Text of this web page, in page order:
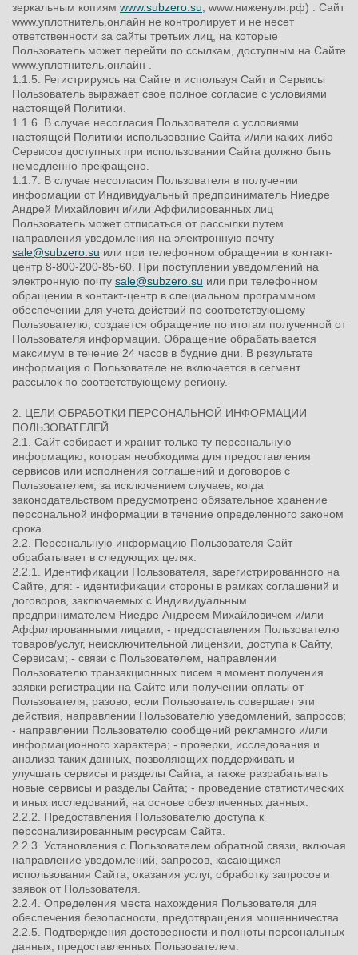
зеркальным копиям www.subzero.su , www.ниженуля.рф) . Сайт
www.уплотнитель.онлайн не контролирует и не несет
ответственности за сайты третьих лиц, на которые
Пользователь может перейти по ссылкам, доступным на Сайте
www.уплотнитель.онлайн .
1.1.5. Регистрируясь на Сайте и используя Сайт и Сервисы
Пользователь выражает свое полное согласие с условиями
настоящей Политики.
1.1.6. В случае несогласия Пользователя с условиями
настоящей Политики использование Сайта и/или каких-либо
Сервисов доступных при использовании Сайта должно быть
немедленно прекращено.
1.1.7. В случае несогласия Пользователя в получении
информации от Индивидуальный предприниматель Ниедре
Андрей Михайлович и/или Аффилированных лиц
Пользователь может отписаться от рассылки путем
направления уведомления на электронную почту
sale@subzero.su или при телефонном обращении в контакт-
центр 8-800-200-85-60 . При поступлении уведомлений на
электронную почту sale@subzero.su или при телефонном
обращении в контакт-центр в специальном программном
обеспечении для учета действий по соответствующему
Пользователю, создается обращение по итогам полученной от
Пользователя информации. Обращение обрабатывается
максимум в течение 24 часов в будние дни. В результате
информация о Пользователе не включается в сегмент
рассылок по соответствующему региону.
2. ЦЕЛИ ОБРАБОТКИ ПЕРСОНАЛЬНОЙ ИНФОРМАЦИИ
ПОЛЬЗОВАТЕЛЕЙ
2.1. Сайт собирает и хранит только ту персональную
информацию, которая необходима для предоставления
сервисов или исполнения соглашений и договоров с
Пользователем, за исключением случаев, когда
законодательством предусмотрено обязательное хранение
персональной информации в течение определенного законом
срока.
2.2. Персональную информацию Пользователя Сайт
обрабатывает в следующих целях:
2.2.1. Идентификации Пользователя, зарегистрированного на
Сайте, для: - идентификации стороны в рамках соглашений и
договоров, заключаемых с Индивидуальным
предпринимателем Ниедре Андреем Михайловичем и/или
Аффилированными лицами; - предоставления Пользователю
товаров/услуг, неисключительной лицензии, доступа к Сайту,
Сервисам; - связи с Пользователем, направлении
Пользователю транзакционных писем в момент получения
заявки регистрации на Сайте или получении оплаты от
Пользователя, разово, если Пользователь совершает эти
действия, направлении Пользователю уведомлений, запросов;
- направлении Пользователю сообщений рекламного и/или
информационного характера; - проверки, исследования и
анализа таких данных, позволяющих поддерживать и
улучшать сервисы и разделы Сайта, а также разрабатывать
новые сервисы и разделы Сайта; - проведение статистических
и иных исследований, на основе обезличенных данных.
2.2.2. Предоставления Пользователю доступа к
персонализированным ресурсам Сайта.
2.2.3. Установления с Пользователем обратной связи, включая
направление уведомлений, запросов, касающихся
использования Сайта, оказания услуг, обработку запросов и
заявок от Пользователя.
2.2.4. Определения места нахождения Пользователя для
обеспечения безопасности, предотвращения мошенничества.
2.2.5. Подтверждения достоверности и полноты персональных
данных, предоставленных Пользователем.